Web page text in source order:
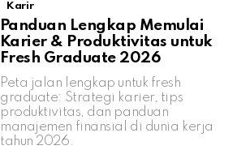
Karir
Panduan Lengkap Memulai
Karier & Produktivitas untuk
Fresh Graduate 2026
Peta jalan lengkap untuk fresh
graduate: Strategi karier, tips
produktivitas, dan panduan
manajemen finansial di dunia kerja
tahun 2026.